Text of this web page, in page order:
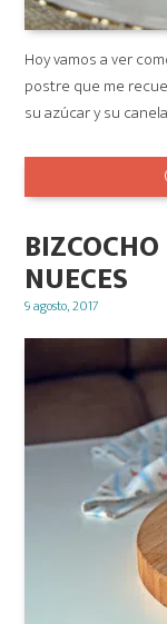
Hoy vamos a ver
postre que me
su azúcar y su
NUECES
Posted
9 agosto, 2017